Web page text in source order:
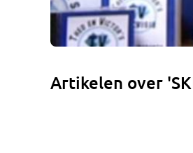
Artikelen over